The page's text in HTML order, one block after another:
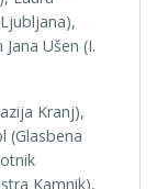
Ušen (I.
Kranj),
(Glasbena
Kamnik),